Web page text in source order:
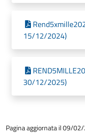
15/12/2024)
30/12/2025)
Pagina aggiornata il 09/